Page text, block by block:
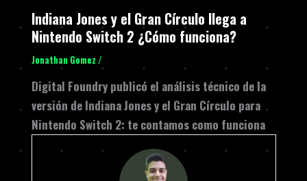
Indiana Jones y el Gran Círculo llega a
Nintendo Switch 2 ¿Cómo funciona?
Jonathan Gomez /
Digital Foundry publicó el análisis técnico de la
versión de Indiana Jones y el Gran Círculo para
Nintendo Switch 2: te contamos como funciona